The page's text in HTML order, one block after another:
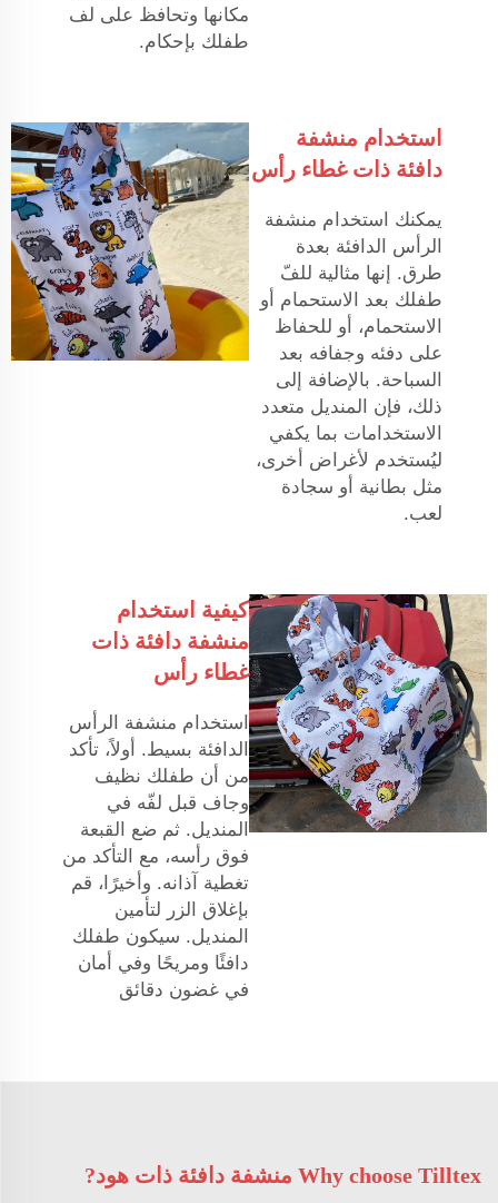
مكانها وتحافظ على لف
طفلك بإحكام.
استخدام منشفة
دافئة ذات غطاء رأس
يمكنك استخدام منشفة
الرأس الدافئة بعدة
طرق. إنها مثالية للفّ
طفلك بعد الاستحمام أو
الاستحمام، أو للحفاظ
على دفئه وجفافه بعد
السباحة. بالإضافة إلى
ذلك، فإن المنديل متعدد
الاستخدامات بما يكفي
ليُستخدم لأغراض أخرى،
مثل بطانية أو سجادة
لعب.
كيفية استخدام
منشفة دافئة ذات
غطاء رأس
استخدام منشفة الرأس
الدافئة بسيط. أولاً، تأكد
من أن طفلك نظيف
وجاف قبل لفّه في
المنديل. ثم ضع القبعة
فوق رأسه، مع التأكد من
تغطية آذانه. وأخيرًا، قم
بإغلاق الزر لتأمين
المنديل. سيكون طفلك
دافئًا ومريحًا وفي أمان
في غضون دقائق
Why choose Tilltex منشفة دافئة ذات هود?